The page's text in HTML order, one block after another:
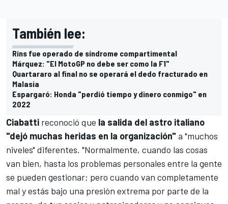
También lee:
Rins fue operado de síndrome compartimental
Márquez: "El MotoGP no debe ser como la F1"
Quartararo al final no se operará el dedo fracturado en
Malasia
Espargaró: Honda "perdió tiempo y dinero conmigo" en
2022
Ciabatti reconoció que la salida del astro italiano
"dejó muchas heridas en la organización" a "muchos
niveles" diferentes. "Normalmente, cuando las cosas
van bien, hasta los problemas personales entre la gente
se pueden gestionar; pero cuando van completamente
mal y estás bajo una presión extrema por parte de la